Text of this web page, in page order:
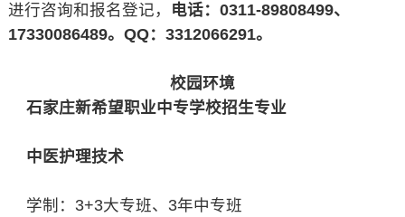
进行咨询和报名登记，
电话：0311-89808499、
17330086489。QQ：3312066291。
校园环境
石家庄新希望职业中专学校招生专业
中医护理技术
学制：3+3大专班、3年中专班